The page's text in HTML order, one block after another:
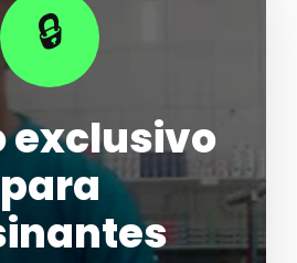
🔒
exclusivo
para